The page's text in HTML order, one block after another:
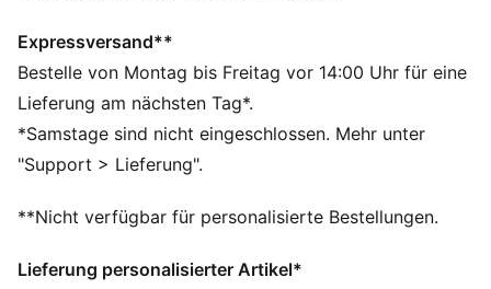
Materialien.
DETAILS
Offiziell lizenziertes Produkt
Rippstrick-Beanie mit Umschlag
Fleecefutter
Vereinswappen als gewebtes Label auf der
Gesticktes PUMA Cat Logo an der Seite
Teenager zwischen 8 und 16 Jahren
Expressversand**
Bestelle von Montag bis Freitag vor 14:00 Uhr für eine
Lieferung am nächsten Tag*.
*Samstage sind nicht eingeschlossen. Mehr unter
"Support > Lieferung".
**Nicht verfügbar für personalisierte Bestellungen.
Lieferung personalisierter Artikel*